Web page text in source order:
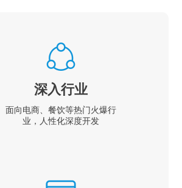
深入行业
面向电商、餐饮等热门火爆行
业，人性化深度开发